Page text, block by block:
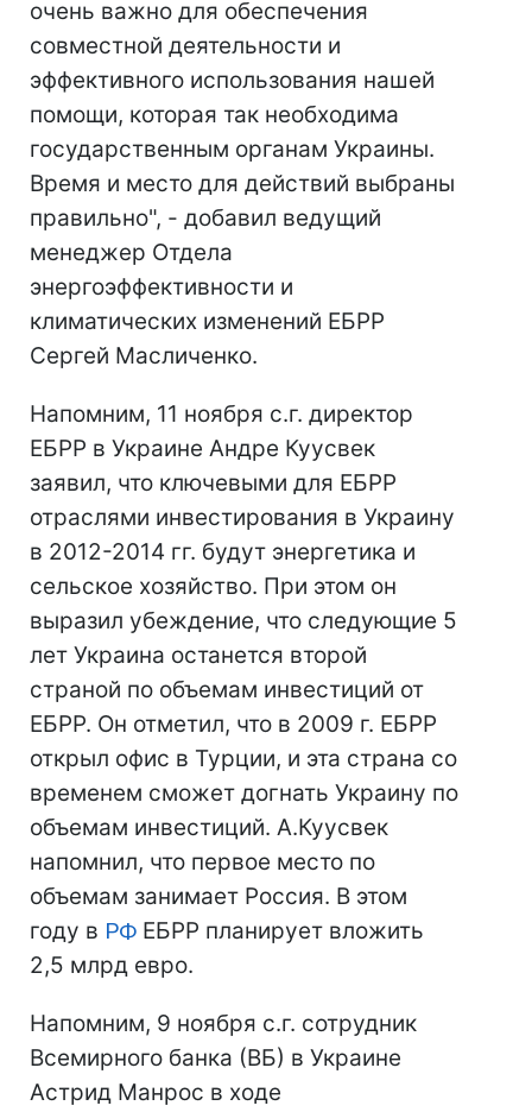
очень важно для обеспечения
совместной деятельности и
эффективного использования нашей
помощи, которая так необходима
государственным органам Украины.
Время и место для действий выбраны
правильно", - добавил ведущий
менеджер Отдела
энергоэффективности и
климатических изменений ЕБРР
Сергей Масличенко.
Напомним, 11 ноября с.г. директор
ЕБРР в Украине Андре Куусвек
заявил, что ключевыми для ЕБРР
отраслями инвестирования в Украину
в 2012-2014 гг. будут энергетика и
сельское хозяйство. При этом он
выразил убеждение, что следующие 5
лет Украина останется второй
страной по объемам инвестиций от
ЕБРР. Он отметил, что в 2009 г. ЕБРР
открыл офис в Турции, и эта страна со
временем сможет догнать Украину по
объемам инвестиций. А.Куусвек
напомнил, что первое место по
объемам занимает Россия. В этом
году в РФ ЕБРР планирует вложить
2,5 млрд евро.
Напомним, 9 ноября с.г. сотрудник
Всемирного банка (ВБ) в Украине
Астрид Манрос в ходе